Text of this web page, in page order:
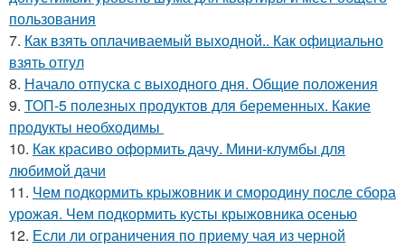
пользования
7. Как взять оплачиваемый выходной.. Как официально
взять отгул
8. Начало отпуска с выходного дня. Общие положения
9. ТОП-5 полезных продуктов для беременных. Какие
продукты необходимы
10. Как красиво оформить дачу. Мини-клумбы для
любимой дачи
11. Чем подкормить крыжовник и смородину после сбора
урожая. Чем подкормить кусты крыжовника осенью
12. Если ли ограничения по приему чая из черной